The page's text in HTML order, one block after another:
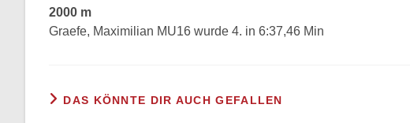
2000 m
Graefe, Maximilian MU16 wurde 4. in 6:37,46 Min
DAS KÖNNTE DIR AUCH GEFALLEN